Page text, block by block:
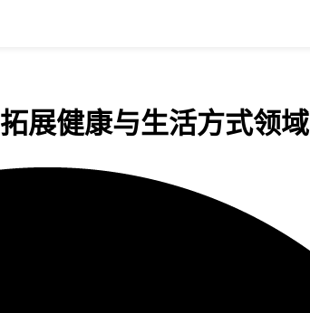
展健康与生活方式领域